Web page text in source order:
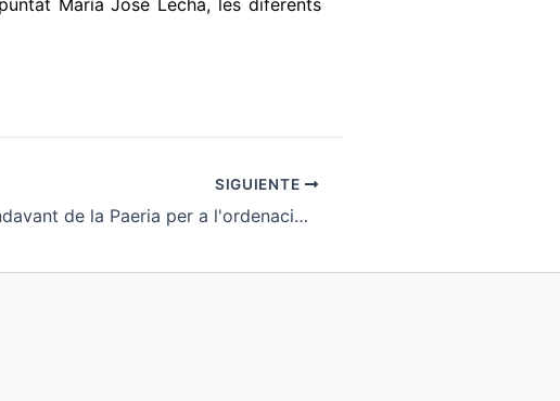
SIGUIENTE
Pas endavant de la Paeria per a l'ordenació de les associacions cànnabiques